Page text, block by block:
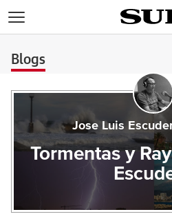
Blogs
Jose Luis
Tormentas y